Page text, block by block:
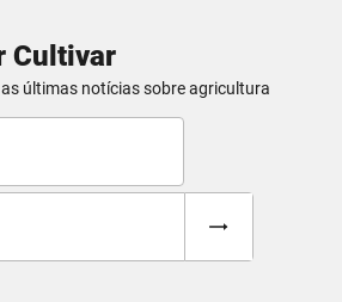
Cultivar
as últimas notícias sobre agricultura